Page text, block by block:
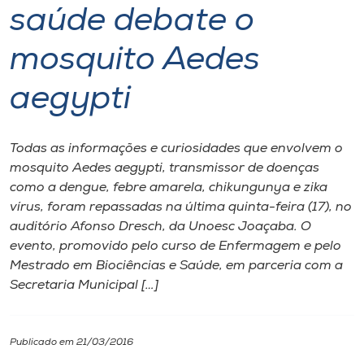
Atendimento ao Estudante
Portal de Ensino
Internacionalização
I.nova
Diplomados
saúde debate o
mosquito Aedes
aegypti
Todas as informações e curiosidades que envolvem o
mosquito Aedes aegypti, transmissor de doenças
como a dengue, febre amarela, chikungunya e zika
vírus, foram repassadas na última quinta-feira (17), no
auditório Afonso Dresch, da Unoesc Joaçaba. O
evento, promovido pelo curso de Enfermagem e pelo
Mestrado em Biociências e Saúde, em parceria com a
Secretaria Municipal […]
Publicado em 21/03/2016